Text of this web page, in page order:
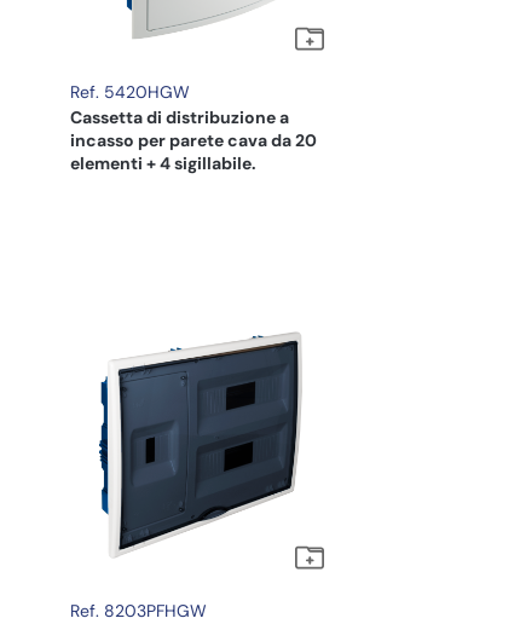
Ref. 5420HGW
Cassetta di distribuzione a
incasso per parete cava da 20
elementi + 4 sigillabile.
Ref. 8203PFHGW